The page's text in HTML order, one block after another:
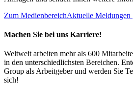
Zum MedienbereichAktuelle Meldungen
Machen Sie bei uns Karriere!
Weltweit arbeiten mehr als 600
in den unterschiedlichsten Bereichen.
Group als Arbeitgeber und werden Sie
sich!